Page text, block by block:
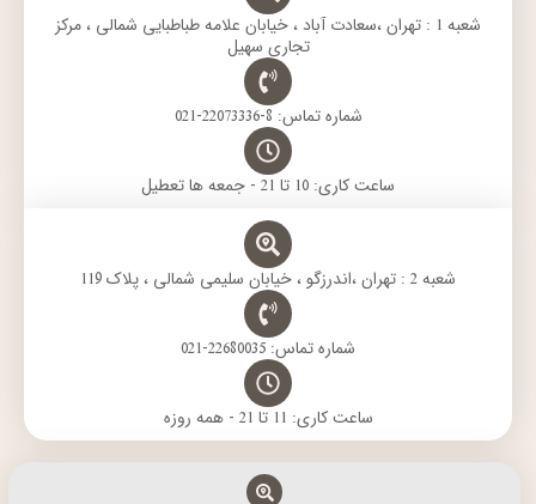
m
شعبه 1 : تهران ،سعادت آباد ، خیابان علامه طباطبایی شمالی ، مرکز
تجاری سهیل
شماره تماس: 8-22073336-021
ساعت کاری: 10 تا 21 - جمعه ها تعطیل
شعبه 2 : تهران ،اندرزگو ، خیابان سلیمی شمالی ، پلاک 119
شماره تماس: 22680035-021
ساعت کاری: 11 تا 21 - همه روزه